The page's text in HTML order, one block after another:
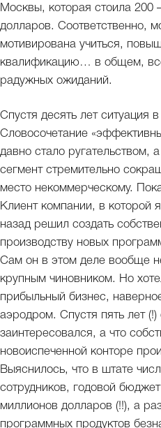
Москвы, которая стоила 200
долларов. Соответственно,
мотивирована учиться,
квалификацию… в общем,
радужных ожиданий.
Спустя десять лет ситуация
Словосочетание
давно стало ругательством,
сегмент стремительно
место некоммерческому.
Клиент компании, в которой
назад решил создать
производству новых
Сам он в этом деле вообще
крупным чиновником. Но
прибыльный бизнес,
аэродром. Спустя пять лет
заинтересовался, а что
новоиспеченной конторе
Выяснилось, что в штате
сотрудников, годовой
миллионов долларов (!!), а
программных продуктов